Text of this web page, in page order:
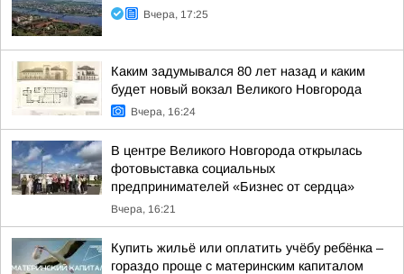
Вчера, 17:25
Каким задумывался 80 лет назад и каким
будет новый вокзал Великого Новгорода
Вчера, 16:24
В центре Великого Новгорода открылась
фотовыставка социальных
предпринимателей «Бизнес от сердца»
Вчера, 16:21
Купить жильё или оплатить учёбу ребёнка –
гораздо проще с материнским капиталом